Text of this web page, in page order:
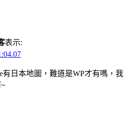
表示:
有日本地圖，難道是WP才有嗎，我